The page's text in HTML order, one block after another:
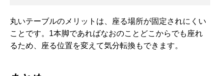
丸いテーブルのメリットは、座る場所が固定されにくい
ことです。1本脚であればなおのことどこからでも座れ
るため、座る位置を変えて気分転換もできます。